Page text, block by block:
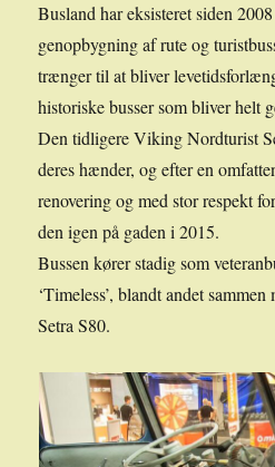
Busland har eksisteret siden
genopbygning af rute og
trænger til at bliver
historiske busser som bliver helt
Den tidligere Viking Nordturist
deres hænder, og efter en
renovering og med stor respekt
den igen på gaden i 2015.
Bussen kører stadig som
‘Timeless’, blandt andet
Setra S80.